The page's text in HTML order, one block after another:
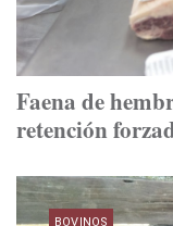
Faena de
retención
BOVINOS